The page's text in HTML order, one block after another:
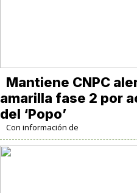
Mantiene CNPC
amarilla fase 2 por
del ‘Popo’
Con información de